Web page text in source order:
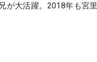
が大活躍。2018年も宮